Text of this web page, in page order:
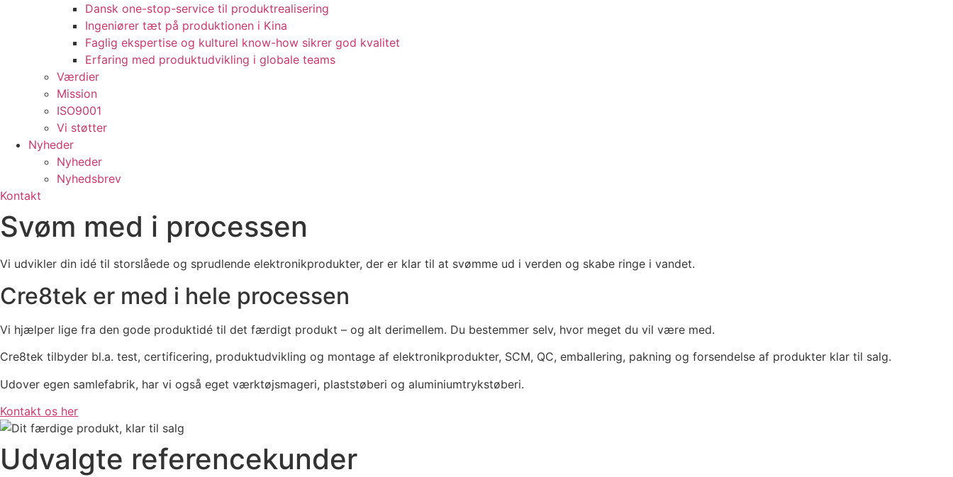
Dansk one-stop-service til produktrealisering
Ingeniører tæt på produktionen i Kina
Faglig ekspertise og kulturel know-how sikrer god kvalitet
Erfaring med produktudvikling i globale teams
Værdier
Mission
ISO9001
Vi støtter
Nyheder
Nyheder
Nyhedsbrev
Kontakt
Svøm med i processen
Vi udvikler din idé til storslåede og sprudlende elektronikprodukter, der er klar til at svømme ud i verden og skabe ringe i vandet.
Cre8tek er med i hele processen
Vi hjælper lige fra den gode produktidé til det færdigt produkt – og alt derimellem. Du bestemmer selv, hvor meget du vil være med.
Cre8tek tilbyder bl.a. test, certificering, produktudvikling og montage af elektronikprodukter, SCM, QC, emballering, pakning og forsendelse af produkter klar til salg.
Udover egen samlefabrik, har vi også eget værktøjsmageri, plaststøberi og aluminiumtrykstøberi.
Kontakt os her
Udvalgte referencekunder